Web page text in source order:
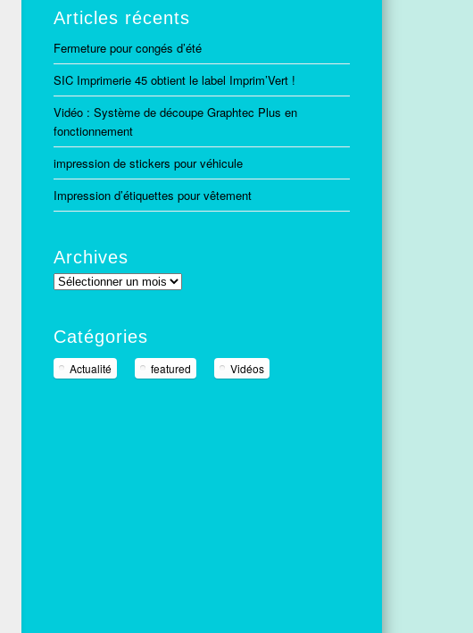
Articles récents
Fermeture pour congés d’été
SIC Imprimerie 45 obtient le label Imprim’Vert !
Vidéo : Système de découpe Graphtec Plus en
fonctionnement
impression de stickers pour véhicule
Impression d’étiquettes pour vêtement
Archives
Archives
Catégories
Actualité featured Vidéos